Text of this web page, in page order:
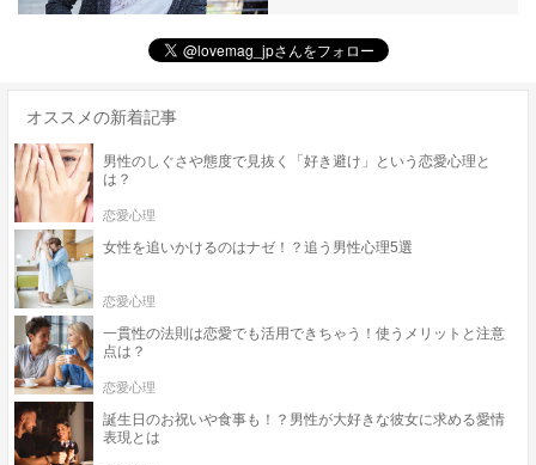
オススメの新着記事
男性のしぐさや態度で見抜く「好き避け」という恋愛心理と
は？
恋愛心理
女性を追いかけるのはナゼ！？追う男性心理5選
恋愛心理
一貫性の法則は恋愛でも活用できちゃう！使うメリットと注意
点は？
恋愛心理
誕生日のお祝いや食事も！？男性が大好きな彼女に求める愛情
表現とは